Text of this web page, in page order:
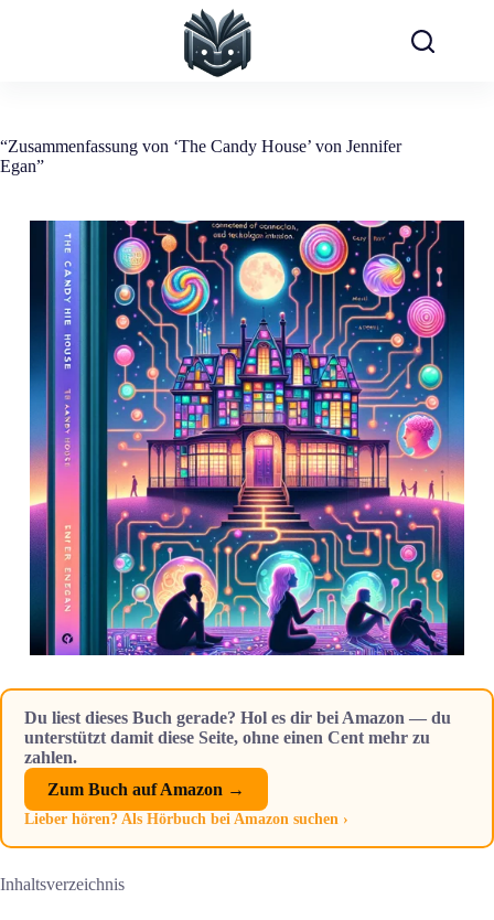
“Zusammenfassung von ‘The Candy House’ von Jennifer
Egan”
Du liest dieses Buch gerade? Hol es dir bei Amazon — du
unterstützt damit diese Seite, ohne einen Cent mehr zu
zahlen.
Zum Buch auf Amazon →
Lieber hören? Als Hörbuch bei Amazon suchen ›
Inhaltsverzeichnis